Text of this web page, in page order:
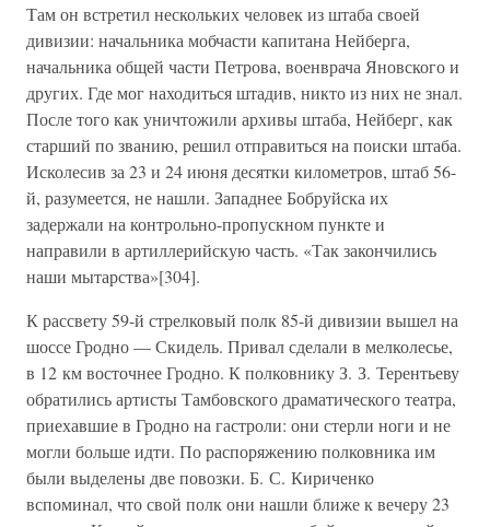
Там он встретил нескольких человек из штаба своей
дивизии: начальника мобчасти капитана Нейберга,
начальника общей части Петрова, военврача Яновского и
других. Где мог находиться штадив, никто из них не знал.
После того как уничтожили архивы штаба, Нейберг, как
старший по званию, решил отправиться на поиски штаба.
Исколесив за 23 и 24 июня десятки километров, штаб 56-
й, разумеется, не нашли. Западнее Бобруйска их
задержали на контрольно-пропускном пункте и
направили в артиллерийскую часть. «Так закончились
наши мытарства»[304].
К рассвету 59-й стрелковый полк 85-й дивизии вышел на
шоссе Гродно — Скидель. Привал сделали в мелколесье,
в 12 км восточнее Гродно. К полковнику З. З. Терентьеву
обратились артисты Тамбовского драматического театра,
приехавшие в Гродно на гастроли: они стерли ноги и не
могли больше идти. По распоряжению полковника им
были выделены две повозки. Б. С. Кириченко
вспоминал, что свой полк они нашли ближе к вечеру 23